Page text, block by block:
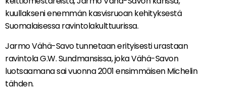
kuullakseni enemmän kasvisruoan kehityksestä
Suomalaisessa ravintolakulttuurissa.
Jarmo Vähä-Savo tunnetaan erityisesti urastaan
ravintola G.W. Sundmansissa, joka Vähä-Savon
luotsaamana sai vuonna 2001 ensimmäisen Michelin
tähden.